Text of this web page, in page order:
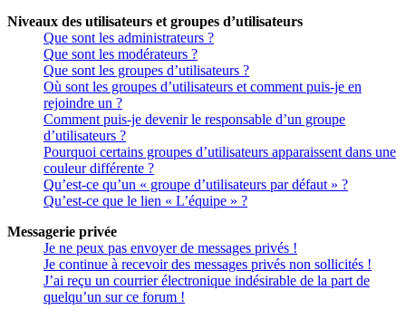
Niveaux des utilisateurs et groupes d’utilisateurs
Que sont les administrateurs ?
Que sont les modérateurs ?
Que sont les groupes d’utilisateurs ?
Où sont les groupes d’utilisateurs et comment puis-je en
rejoindre un ?
Comment puis-je devenir le responsable d’un groupe
d’utilisateurs ?
Pourquoi certains groupes d’utilisateurs apparaissent dans une
couleur différente ?
Qu’est-ce qu’un « groupe d’utilisateurs par défaut » ?
Qu’est-ce que le lien « L’équipe » ?
Messagerie privée
Je ne peux pas envoyer de messages privés !
Je continue à recevoir des messages privés non sollicités !
J’ai reçu un courrier électronique indésirable de la part de
quelqu’un sur ce forum !